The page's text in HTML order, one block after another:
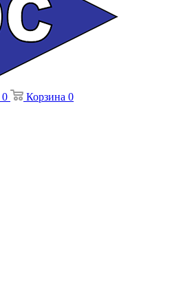
0 Корзина 0